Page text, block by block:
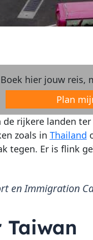
Boek hier jouw reis,
Plan
de rijkere landen
zoals in Thailand
tegen. Er is flink
en Immigration
Taiwan